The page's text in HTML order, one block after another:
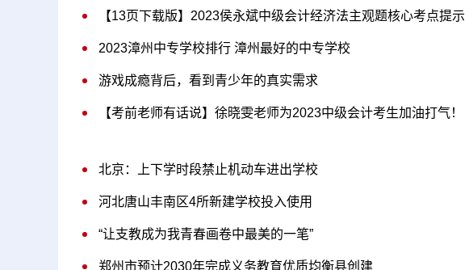
【13页下载版】2023侯永斌中级会计经济法主观题核心考点提示
2023漳州中专学校排行 漳州最好的中专学校
游戏成瘾背后，看到青少年的真实需求
【考前老师有话说】徐晓雯老师为2023中级会计考生加油打气！
北京：上下学时段禁止机动车进出学校
河北唐山丰南区4所新建学校投入使用
“让支教成为我青春画卷中最美的一笔”
郑州市预计2030年完成义务教育优质均衡县创建